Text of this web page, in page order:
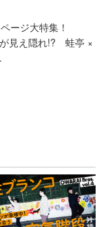
ページ大特集！
が見え隠れ!? 蛙亭 ×